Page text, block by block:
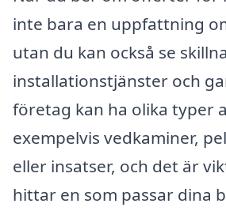
inte bara en uppfattning
utan du kan också se
installationstjänster och
företag kan ha olika typer
exempelvis vedkaminer,
eller insatser, och det är
hittar en som passar dina